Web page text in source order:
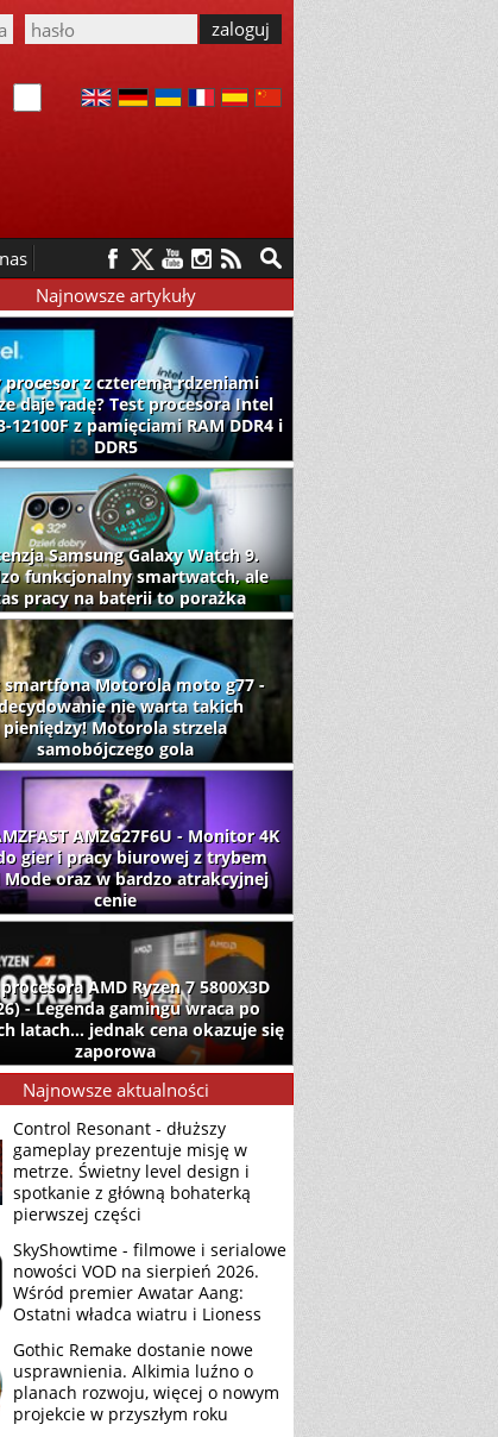
Najnowsze artykuły
procesor z czterema rdzeniami
daje radę? Test procesora Intel
12100F z pamięciami RAM DDR4 i
DDR5
Samsung Galaxy Watch 9.
funkcjonalny smartwatch, ale
pracy na baterii to porażka
smartfona Motorola moto g77 -
nie warta takich
pieniędzy! Motorola strzela
samobójczego gola
AMZG27F6U - Monitor 4K
gier i pracy biurowej z trybem
Mode oraz w bardzo atrakcyjnej
cenie
AMD Ryzen 7 5800X3D
- Legenda gamingu wraca po
latach... jednak cena okazuje się
zaporowa
Najnowsze aktualności
Control Resonant - dłuższy
gameplay prezentuje misję w
metrze. Świetny level design i
spotkanie z główną bohaterką
pierwszej części
SkyShowtime - filmowe i serialowe
nowości VOD na sierpień 2026.
Wśród premier Awatar Aang:
Ostatni władca wiatru i Lioness
Gothic Remake dostanie nowe
usprawnienia. Alkimia luźno o
planach rozwoju, więcej o nowym
projekcie w przyszłym roku